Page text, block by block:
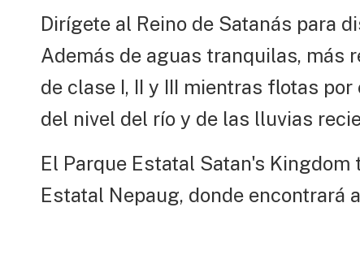
Dirígete al Reino de Satanás para
Además de aguas tranquilas, más
de clase I, II y III mientras flotas
del nivel del río y de las lluvias
El Parque Estatal Satan's
Estatal Nepaug, donde encontrará